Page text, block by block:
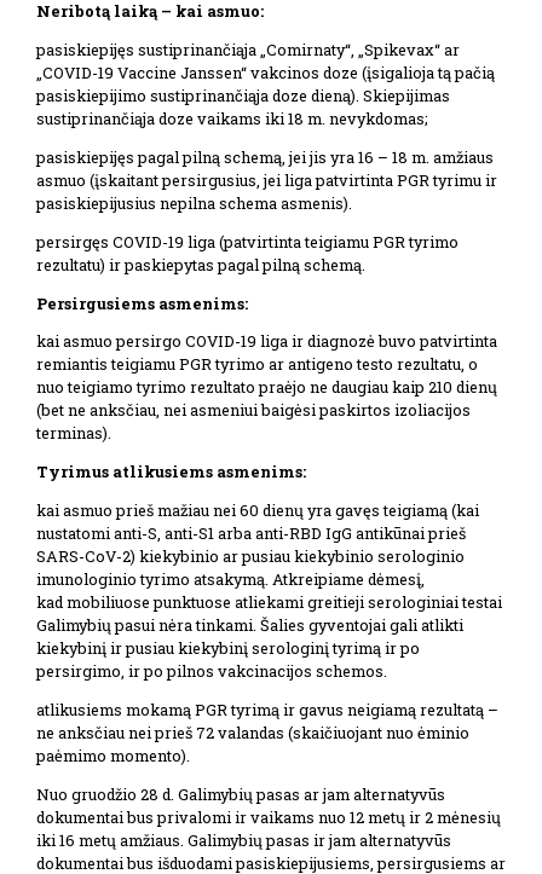
Neribotą laiką – kai asmuo:
pasiskiepijęs sustiprinančiąja „Comirnaty“, „Spikevax“ ar
„COVID-19 Vaccine Janssen“ vakcinos doze (įsigalioja tą pačią
pasiskiepijimo sustiprinančiąja doze dieną). Skiepijimas
sustiprinančiąja doze vaikams iki 18 m. nevykdomas;
pasiskiepijęs pagal pilną schemą, jei jis yra 16 – 18 m. amžiaus
asmuo (įskaitant persirgusius, jei liga patvirtinta PGR tyrimu ir
pasiskiepijusius nepilna schema asmenis).
persirgęs COVID-19 liga (patvirtinta teigiamu PGR tyrimo
rezultatu) ir paskiepytas pagal pilną schemą.
Persirgusiems asmenims:
kai asmuo persirgo COVID-19 liga ir diagnozė buvo patvirtinta
remiantis teigiamu PGR tyrimo ar antigeno testo rezultatu, o
nuo teigiamo tyrimo rezultato praėjo ne daugiau kaip 210 dienų
(bet ne anksčiau, nei asmeniui baigėsi paskirtos izoliacijos
terminas).
Tyrimus atlikusiems asmenims:
kai asmuo prieš mažiau nei 60 dienų yra gavęs teigiamą (kai
nustatomi anti-S, anti-S1 arba anti-RBD IgG antikūnai prieš
SARS-CoV-2) kiekybinio ar pusiau kiekybinio serologinio
imunologinio tyrimo atsakymą. Atkreipiame dėmesį,
kad mobiliuose punktuose atliekami greitieji serologiniai testai
Galimybių pasui nėra tinkami. Šalies gyventojai gali atlikti
kiekybinį ir pusiau kiekybinį serologinį tyrimą ir po
persirgimo, ir po pilnos vakcinacijos schemos.
atlikusiems mokamą PGR tyrimą ir gavus neigiamą rezultatą –
ne anksčiau nei prieš 72 valandas (skaičiuojant nuo ėminio
paėmimo momento).
Nuo gruodžio 28 d. Galimybių pasas ar jam alternatyvūs
dokumentai bus privalomi ir vaikams nuo 12 metų ir 2 mėnesių
iki 16 metų amžiaus. Galimybių pasas ir jam alternatyvūs
dokumentai bus išduodami pasiskiepijusiems, persirgusiems ar